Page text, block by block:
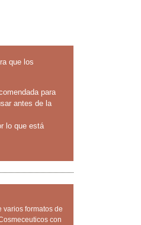
que los
para
antes de la
lo que está
varios formatos de
con